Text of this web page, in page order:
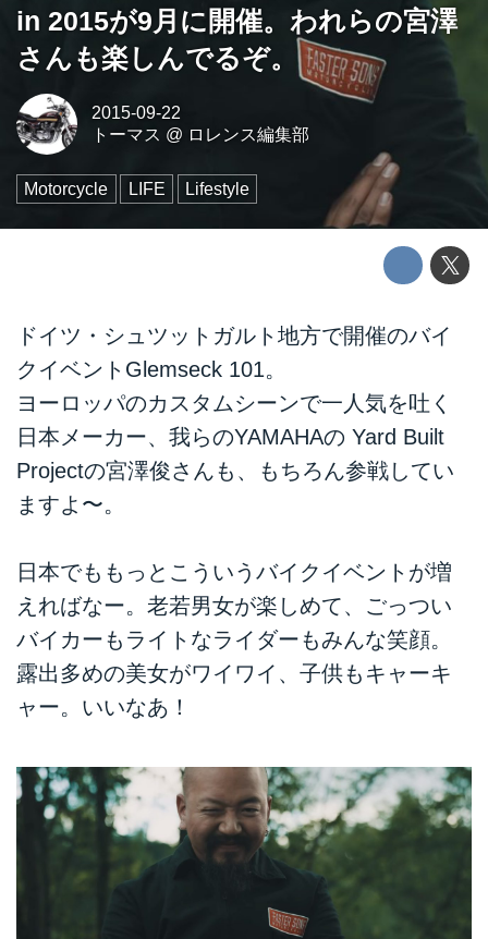
in 2015が9月に開催。われらの宮澤
さんも楽しんでるぞ。
2015-09-22
トーマス @ ロレンス編集部
Motorcycle LIFE Lifestyle
ドイツ・シュツットガルト地方で開催のバイ
クイベント Glemseck 101。
ヨーロッパのカスタムシーンで一人気を吐く
日本メーカー、 我らのYAMAHAの Yard Built
Projectの宮澤俊さんも、もちろん参戦してい
ますよ〜。
日本でももっとこういうバイクイベントが増
えればなー。老若男女が楽しめて、ごっつい
バイカーもライトなライダーもみんな笑顔。
露出多めの美女がワイワイ、子供もキャーキ
ャー。いいなあ！